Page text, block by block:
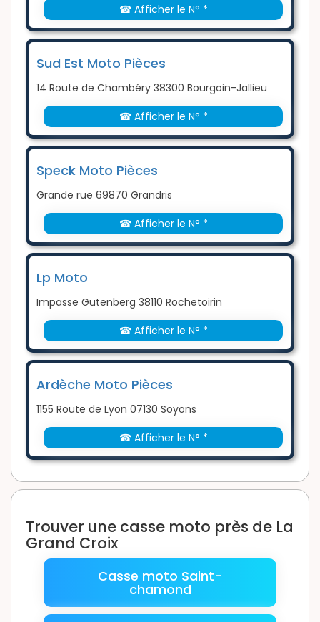
☎ Afficher le N° *
Sud Est Moto Pièces
14 Route de Chambéry 38300 Bourgoin-Jallieu
☎ Afficher le N° *
Speck Moto Pièces
Grande rue 69870 Grandris
☎ Afficher le N° *
Lp Moto
Impasse Gutenberg 38110 Rochetoirin
☎ Afficher le N° *
Ardèche Moto Pièces
1155 Route de Lyon 07130 Soyons
☎ Afficher le N° *
Trouver une casse moto près de La
Grand Croix
Casse moto Saint-
chamond